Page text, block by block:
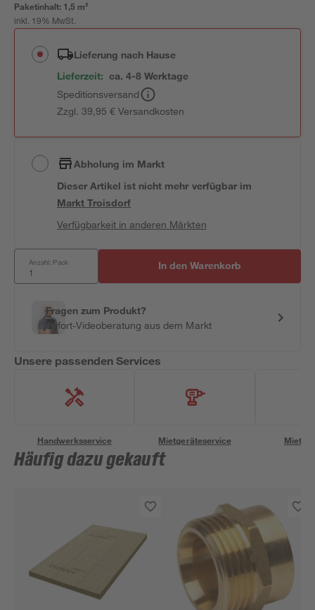
Paketinhalt: 1,5 m²
inkl. 19% MwSt.
Lieferung nach Hause
Lieferzeit: ca. 4-8 Werktage
Speditionsversand
Zzgl. 39,95 € Versandkosten
Abholung im Markt
Dieser Artikel ist nicht mehr verfügbar im
MarktTroisdorf
Verfügbarkeit in anderen Märkten
Anzahl: Pack In den Warenkorb
Fragen zum Produkt?
Sofort-Videoberatung aus dem Markt
Unsere passenden Services
Handwerksservice Mietgeräteservice
Häufig dazu gekauft